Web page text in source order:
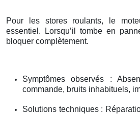
Pour les stores roulants, le
essentiel. Lorsqu’il tombe en
bloquer complètement.
Symptômes observés :
commande, bruits inhabituels,
Solutions techniques :